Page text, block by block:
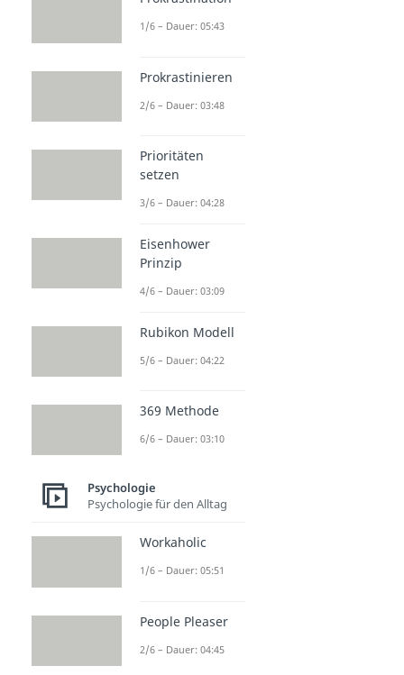
1/6 – Dauer: 05:43
Prokrastinieren
2/6 – Dauer: 03:48
Prioritäten
setzen
3/6 – Dauer: 04:28
Eisenhower
Prinzip
4/6 – Dauer: 03:09
Rubikon Modell
5/6 – Dauer: 04:22
369 Methode
6/6 – Dauer: 03:10
Psychologie
Psychologie für den Alltag
Workaholic
1/6 – Dauer: 05:51
People Pleaser
2/6 – Dauer: 04:45